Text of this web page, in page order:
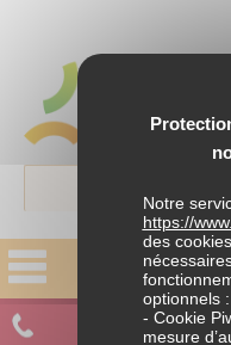
Parentalité
Notre
https://
des
optionnels :
- Cookie
mesure